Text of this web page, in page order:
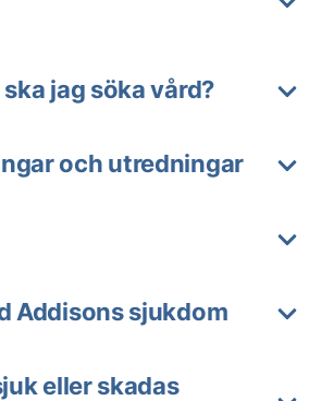
jag söka vård?
och utredningar
Addisons sjukdom
eller skadas